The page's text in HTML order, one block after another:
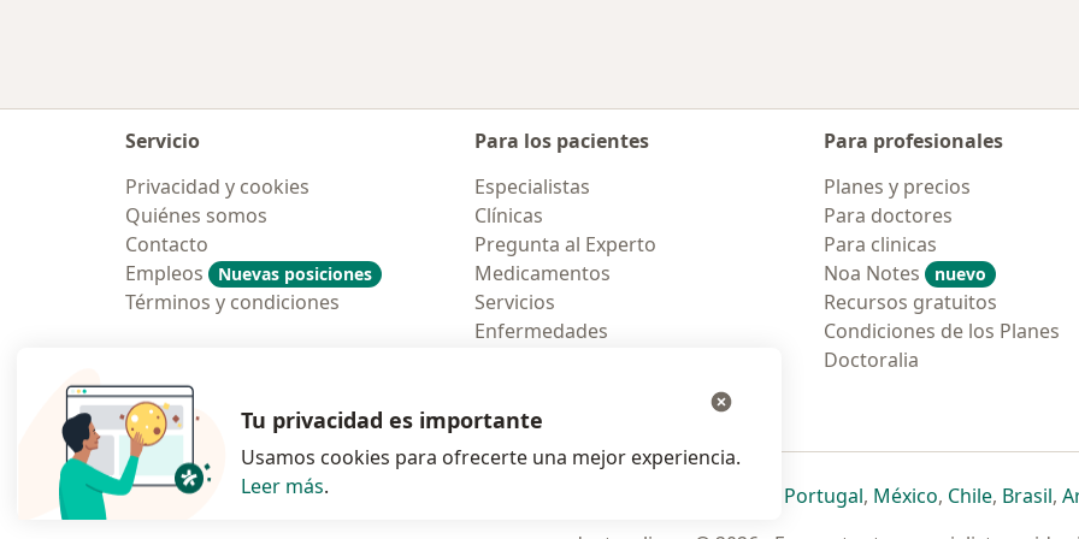
Servicio
Privacidad y cookies
Quiénes somos
Contacto
Empleos
Nuevas posiciones
Términos y condiciones
Para los pacientes
Especialistas
Clínicas
Pregunta al Experto
Medicamentos
Servicios
Enfermedades
Para profesionales
Planes y precios
Para doctores
Para clinicas
Noa Notes
nuevo
Recursos gratuitos
Condiciones de los Planes
Doctoralia
Polska se abre en una nueva pestaña
se abre en una nueva pestaña
se abre en una nueva pestaña
se abre en una nueva pestaña
Portugalse abre en una nueva
, Méxicose abre en una
, Chilese abre
, Brasilse
,
Tu privacidad es importante
Usamos cookies para ofrecerte una mejor experiencia.
Leer más.